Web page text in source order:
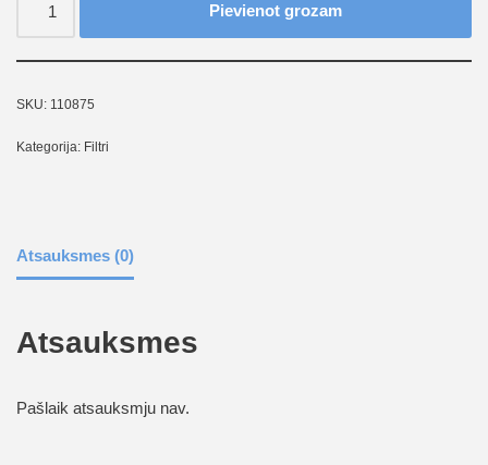
Pievienot grozam
SKU: 110875
Kategorija: Filtri
Atsauksmes (0)
Atsauksmes
Pašlaik atsauksmju nav.